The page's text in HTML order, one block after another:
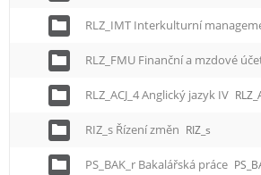
RLZ_IMT Interkulturní
RLZ_FMU Finanční a mzdové
RLZ_ACJ_4 Anglický jazyk IV
RIZ_s Řízení změn RIZ_s
PS_BAK_r Bakalářská práce